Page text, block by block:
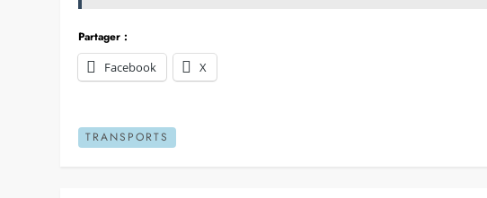
Partager :
Facebook
X
TRANSPORTS